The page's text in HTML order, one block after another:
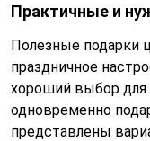
Практичные и
Полезные подарки
праздничное
хороший выбор для
одновременно
представлены